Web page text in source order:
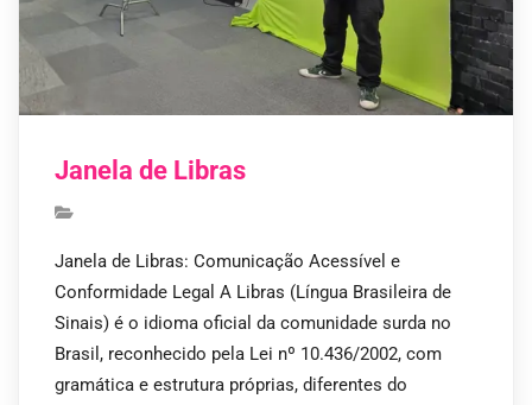
Janela de Libras
Janela de Libras: Comunicação Acessível e
Conformidade Legal A Libras (Língua Brasileira de
Sinais) é o idioma oficial da comunidade surda no
Brasil, reconhecido pela Lei nº 10.436/2002, com
gramática e estrutura próprias, diferentes do